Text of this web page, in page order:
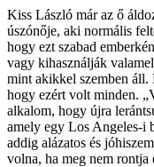
Kiss László már az ő
úszónője, aki normális
hogy ezt szabad
vagy kihasználják
mint akikkel szemben áll.
hogy ezért volt minden.
alkalom, hogy újra
amely egy Los Angeles-i
addig alázatos és
volna, ha meg nem